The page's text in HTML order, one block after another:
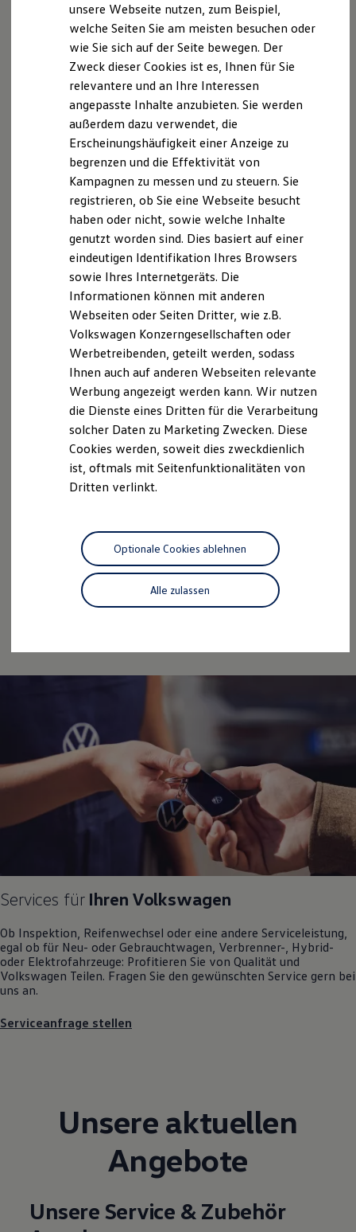
Nachhaltigkeit
Technologie
Kosten und Kauf
Kaufoptionen
E-Auto-Förderung
Software und Konnektivität
Die ID. Software 6
ID. Software Versionen und Updates
Digitale Extras
Schnittstellen zu Ihrem ID.
Hybridautos
Marke und Erlebnis
Volkswagen R und R Experience
R-Modelle
R Experience
Driving Experience
Volkswagen entdecken
Werkbesichtigung
Lifestyle Shop
T-Roc Kollektion
Golf Kollektion
ID. Kollektion
Volkswagen Kollektion
R-Kollektion
GTI Kollektion
Fußball Drop
we drive football
#wedriveproud
Besitzer und Service
Software Updates
Service und Ersatzteile
Motorenöl und Flüssigkeiten
Räder und Reifen
Pannen- und Unfallhilfe
Economy Service
Volkswagen Teile
Zubehör
Individualisieren
Volkswagen Apps, Login und Shop
Handy und Fahrzeug verbinden
Updates für Software, Karten und Radio
Über Ihr Auto
Vorgängermodelle
Kundeninformationen
Volkswagen Kundenbetreuung
Warn- und Kontrollleuchten
Digitale Betriebsanleitung
Live Beratung
Magazin
Lifestyle
Familie
Elektromobilität
Volkswagen R
Pannen- und Unfallhilfe
Wir bewegen Sie NEU!
Wir sind Ihr zuverlässiger Partner für VW, VW-
Nutzfahrzeuge, Audi, Škoda & Seat. Ihr Traumauto?
Finden Sie bei uns! Sie suchen ein neues Fahrzeug?
Wir haben es! Egal ob Neuwagen, Jahreswagen oder
geprüfte Gebrauchte – bei der Neu-Gruppe finden Sie
eine große Auswahl an Top-Modellen zu Top-Preisen.
Mehr als nur ein Autohaus – wir sind Ihr
Mobilitätspartner! Seit über 20 Jahren stehen wir für
Leidenschaft und Service. Unser Rundum-Sorglos-
Paket bietet Ihnen: Moderne Kfz-Werkstätten für
Wartung, Inspektion & Reparaturen Persönliche
Beratung durch unsere Experten Flexible
Finanzierung, Leasing & Mietoptionen Ihre Vorteile
bei uns: Große Auswahl an Neu- & Gebrauchtwagen
Flexible Finanzierungs-, Leasing- & Mietoptionen
Persönlicher Ansprechpartner für erstklassigen
Service Exklusive Vorteile mit unserer Kundenkarte
Besuchen Sie uns – wir freuen uns auf Sie!
Das sind unsere Leistungen
Service
Volkswagen Economy
Service
Services für Ihren Volkswagen
Ob Inspektion, Reifenwechsel oder eine andere Serviceleistung,
egal ob für Neu- oder Gebrauchtwagen , Verbrenner-, Hybrid-
oder Elektrofahrzeuge: Profitieren Sie von Qualität und
Volkswagen Teilen. Fragen Sie den gewünschten Service gern bei
uns an.
Serviceanfrage stellen
Unsere aktuellen
Angebote
Unsere Service & Zubehör
unsere Webseite nutzen, zum Beispiel,
welche Seiten Sie am meisten besuchen oder
wie Sie sich auf der Seite bewegen. Der
Zweck dieser Cookies ist es, Ihnen für Sie
relevantere und an Ihre Interessen
angepasste Inhalte anzubieten. Sie werden
außerdem dazu verwendet, die
Erscheinungshäufigkeit einer Anzeige zu
begrenzen und die Effektivität von
Kampagnen zu messen und zu steuern. Sie
registrieren, ob Sie eine Webseite besucht
haben oder nicht, sowie welche Inhalte
genutzt worden sind. Dies basiert auf einer
eindeutigen Identifikation Ihres Browsers
sowie Ihres Internetgeräts. Die
Informationen können mit anderen
Webseiten oder Seiten Dritter, wie z.B.
Volkswagen Konzerngesellschaften oder
Werbetreibenden, geteilt werden, sodass
Ihnen auch auf anderen Webseiten relevante
Werbung angezeigt werden kann. Wir nutzen
die Dienste eines Dritten für die Verarbeitung
solcher Daten zu Marketing Zwecken. Diese
Cookies werden, soweit dies zweckdienlich
ist, oftmals mit Seitenfunktionalitäten von
Dritten verlinkt.
Alle zulassen
Optionale Cookies ablehnen